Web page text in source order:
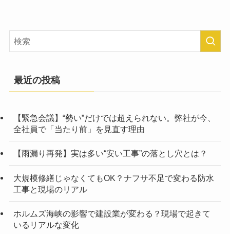
最近の投稿
【緊急会議】“勢い”だけでは超えられない。弊社が今、
全社員で「当たり前」を見直す理由
【雨漏り再発】実は多い“安い工事”の落とし穴とは？
大規模修繕じゃなくてもOK？ナフサ不足で変わる防水
工事と現場のリアル
ホルムズ海峡の影響で建設業が変わる？現場で起きて
いるリアルな変化